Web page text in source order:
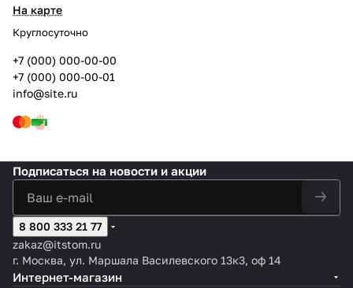
На карте
Круглосуточно
+7 (000) 000-00-00
+7 (000) 000-00-01
info@site.ru
Подписаться на новости и акции
8 800 333 21 77
zakaz@itstom.ru
г. Москва, ул. Маршала Василевского 13к3, оф 14
Интернет-магазин